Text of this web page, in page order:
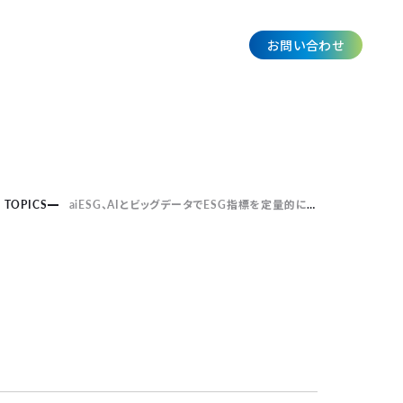
お問い合わせ
TOPICS aiESG、AIとビッグデータでESG指標を定量的に可視化し、サプライチェーンの情報把握と開示を可能にする新サービス 『aiESG Flow』 β版を提供開始